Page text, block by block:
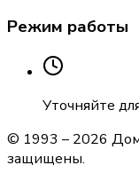
Режим работы
Уточняйте
© 1993 – 2026
защищены.